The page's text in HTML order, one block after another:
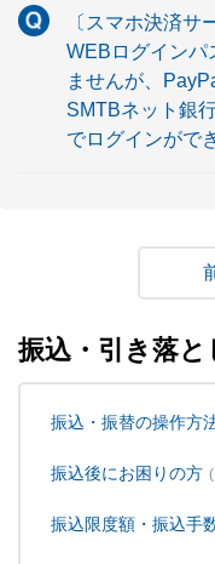
〔スマホ決済サ
WEBログインパ
ませんが、
SMTBネット銀
でログインがで
振込・引き落と
振込・振替の操作方
振込後にお困りの方
振込限度額・振込手